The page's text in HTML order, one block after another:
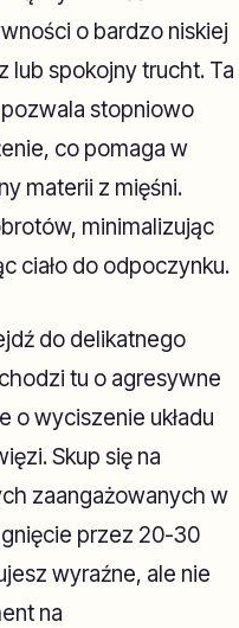
o bardzo niskiej
lub spokojny trucht. Ta
stopniowo
co pomaga w
materii z mięśni.
minimalizując
ciało do odpoczynku.
do delikatnego
tu o agresywne
o wyciszenie układu
Skup się na
zaangażowanych w
przez 20-30
wyraźne, ale nie
na